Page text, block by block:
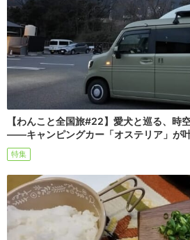
【わんこと全国旅#22】愛犬と巡る、時
――キャンピングカー「オステリア」が
特集